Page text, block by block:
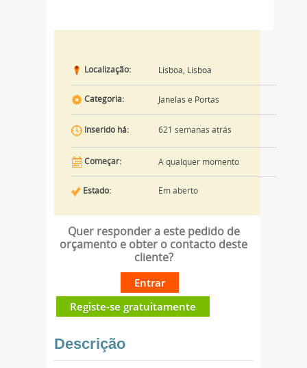
Localização: Lisboa, Lisboa
Categoria: Janelas e Portas
Inserido há: 621 semanas atrás
Começar: A qualquer momento
Estado: Em aberto
Quer responder a este pedido de
orçamento e obter o contacto deste
cliente?
Entrar
Registe-se gratuitamente
Descrição